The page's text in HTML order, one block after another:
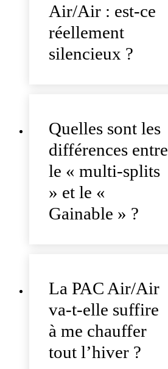
Air/Air : est-ce
réellement
silencieux ?
Quelles sont les
différences entre
le « multi-splits
» et le «
Gainable » ?
La PAC Air/Air
va-t-elle suffire
à me chauffer
tout l’hiver ?